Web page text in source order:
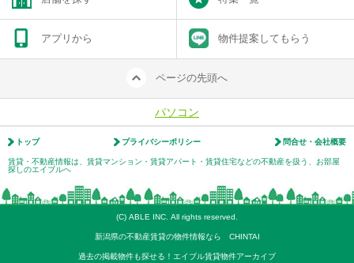
アプリから 物件提案してもらう
ページの先頭へ
パソコン
トップ プライバシーポリシー 問合せ・会社概要
賃貸・不動産情報は、賃貸マンション・賃貸アパート・賃貸住宅などの不動産を扱う、お部屋
探しのエイブルへ
(C) ABLE INC. All rights reserved.
新潟県の不動産賃貸の物件情報なら CHINTAI
過去の掲載物件も探せる！エイブル賃貸物件アーカイブ